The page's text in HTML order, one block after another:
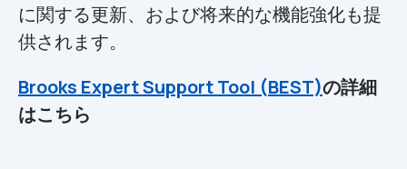
に関する更新、および将来的な機能強化も提
供されます。
Brooks Expert Support Tool (BEST)の詳細
はこちら